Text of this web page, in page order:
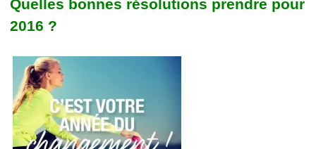
Quelles bonnes résolutions prendre pour
2016 ?